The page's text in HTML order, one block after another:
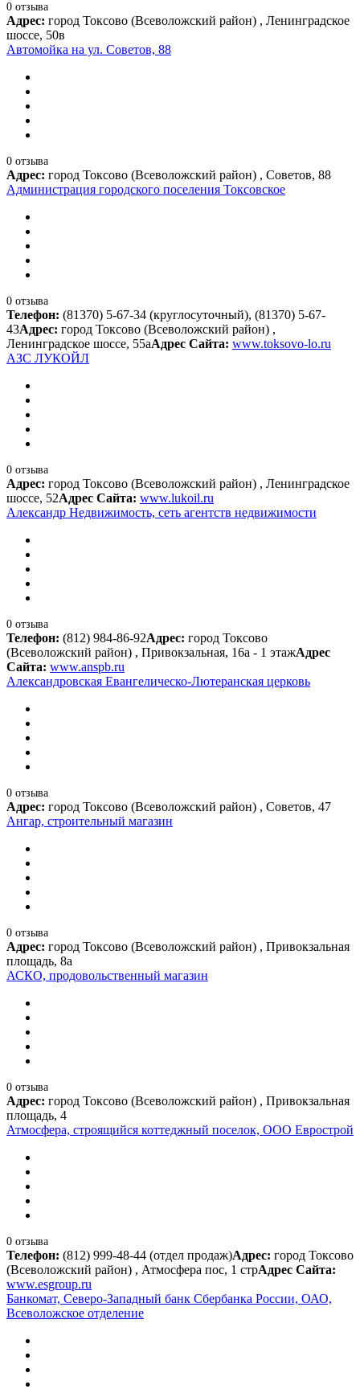
0 отзыва
Адрес: город Токсово (Всеволожский район) , Ленинградское
шоссе, 50в
Автомойка на ул. Советов, 88
0 отзыва
Адрес: город Токсово (Всеволожский район) , Советов, 88
Администрация городского поселения Токсовское
0 отзыва
Телефон: (81370) 5-67-34 (круглосуточный), (81370) 5-67-
43Адрес: город Токсово (Всеволожский район) ,
Ленинградское шоссе, 55аАдрес Сайта: www.toksovo-lo.ru
АЗС ЛУКОЙЛ
0 отзыва
Адрес: город Токсово (Всеволожский район) , Ленинградское
шоссе, 52Адрес Сайта: www.lukoil.ru
Александр Недвижимость, сеть агентств недвижимости
0 отзыва
Телефон: (812) 984-86-92Адрес: город Токсово
(Всеволожский район) , Привокзальная, 16а - 1 этажАдрес
Сайта: www.anspb.ru
Александровская Евангелическо-Лютеранская церковь
0 отзыва
Адрес: город Токсово (Всеволожский район) , Советов, 47
Ангар, строительный магазин
0 отзыва
Адрес: город Токсово (Всеволожский район) , Привокзальная
площадь, 8а
АСКО, продовольственный магазин
0 отзыва
Адрес: город Токсово (Всеволожский район) , Привокзальная
площадь, 4
Атмосфера, строящийся коттеджный поселок, ООО Еврострой
0 отзыва
Телефон: (812) 999-48-44 (отдел продаж)Адрес: город Токсово
(Всеволожский район) , Атмосфера пос, 1 стрАдрес Сайта:
www.esgroup.ru
Банкомат, Северо-Западный банк Сбербанка России, ОАО,
Всеволожское отделение